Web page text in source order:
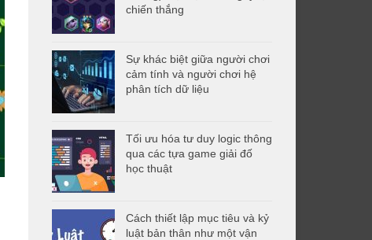
chiến thắng
Sự khác biệt giữa người chơi
cảm tính và người chơi hệ
phân tích dữ liệu
Tối ưu hóa tư duy logic thông
qua các tựa game giải đố
học thuật
Cách thiết lập mục tiêu và kỷ
luật bản thân như một vận